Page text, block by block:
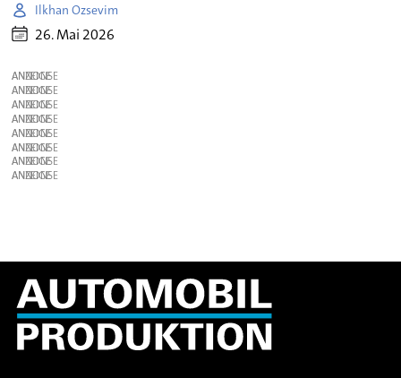
Ilkhan Ozsevim
26. Mai 2026
ANZEIGE
ANZEIGE
ANZEIGE
ANZEIGE
ANZEIGE
ANZEIGE
ANZEIGE
ANZEIGE